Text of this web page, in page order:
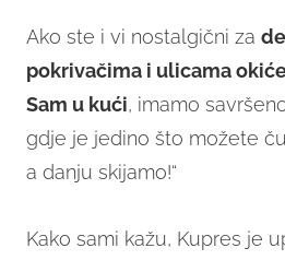
Ako ste i vi nostalgični za
pokrivačima i ulicama
Sam u kući, imamo
gdje je jedino što možete
a danju skijamo!“
Kako sami kažu, Kupres je